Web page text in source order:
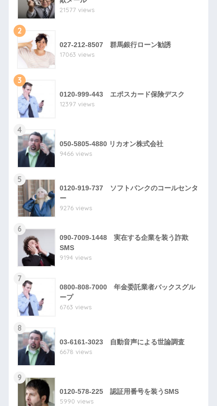
21577 views
2
027-212-8507 群馬銀行ローン勧誘
17063 views
3
0120-999-443 エポスカード保険デスク
12397 views
4
050-5805-4880 リカオン株式会社
9466 views
5
0120-919-737 ソフトバンクのコールセンタ
ー
9276 views
6
090-7009-1448 実在する企業を装う詐欺
SMS
9194 views
7
0800-808-7000 年金委託業者バックスグル
ープ
6763 views
8
03-6161-3023 自動音声による世論調査
6678 views
9
0120-578-225 認証用番号を装うSMS
5990 views